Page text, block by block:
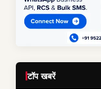
टॉप खबरें